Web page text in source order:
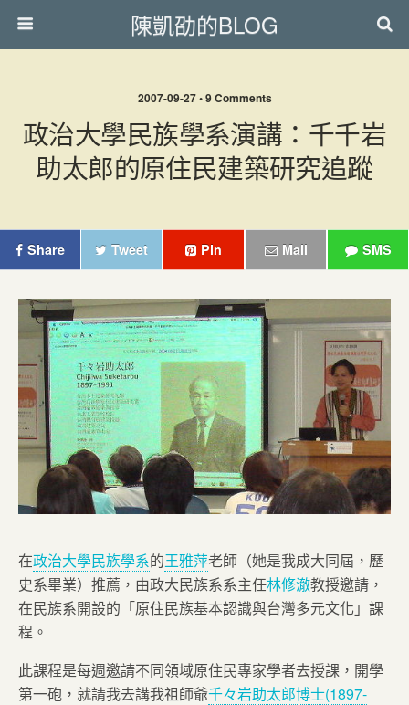
陳凱劭的BLOG
2007-09-27 • 9 Comments
政治大學民族學系演講：千千岩
助太郎的原住民建築研究追蹤
Share Tweet Pin Mail SMS
在政治大學民族學系的王雅萍老師（她是我成大同屆，歷
史系畢業）推薦，由政大民族系系主任林修澈教授邀請，
在民族系開設的「原住民族基本認識與台灣多元文化」課
程。
此課程是每週邀請不同領域原住民專家學者去授課，開學
第一砲，就請我去講我祖師爺千々岩助太郎博士(1897-